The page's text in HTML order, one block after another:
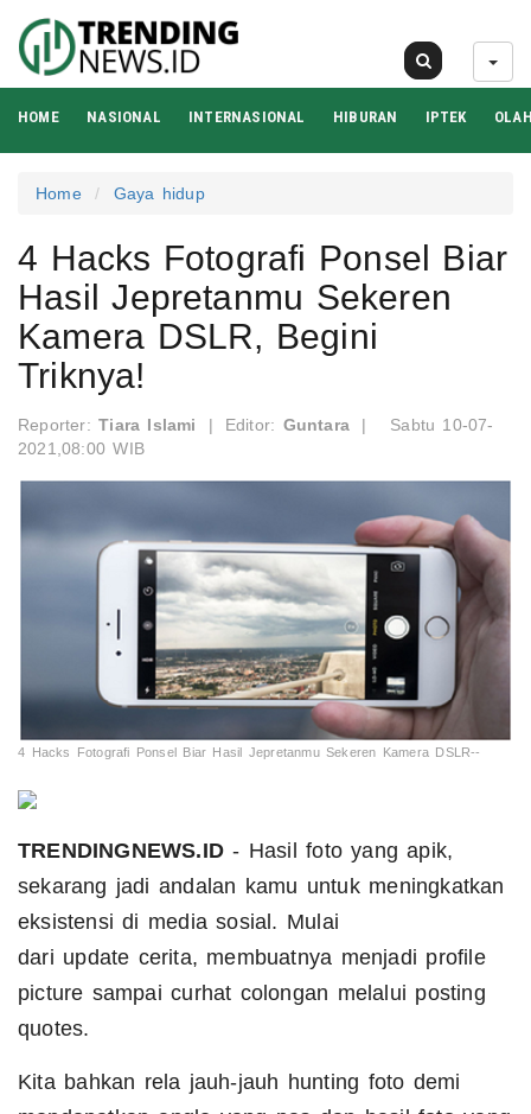
HOME NASIONAL INTERNASIONAL HIBURAN IPTEK
Home Gaya hidup
4 Hacks Fotografi Ponsel Biar
Hasil Jepretanmu Sekeren
Kamera DSLR, Begini
Triknya!
Reporter:Tiara Islami | Editor: Guntara |
Sabtu 10-07-
2021,08:00 WIB
4 Hacks Fotografi Ponsel Biar Hasil Jepretanmu Sekeren Kamera DSLR--
TRENDINGNEWS.ID - Hasil foto yang apik,
sekarang jadi andalan kamu untuk meningkatkan
eksistensi di media sosial. Mulai
dari update cerita, membuatnya menjadi profile
picture sampai curhat colongan melalui posting
quotes.
Kita bahkan rela jauh-jauh hunting foto demi